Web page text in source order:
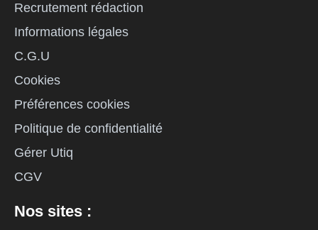
Recrutement rédaction
Informations légales
C.G.U
Cookies
Préférences cookies
Politique de confidentialité
Gérer Utiq
CGV
Nos sites :